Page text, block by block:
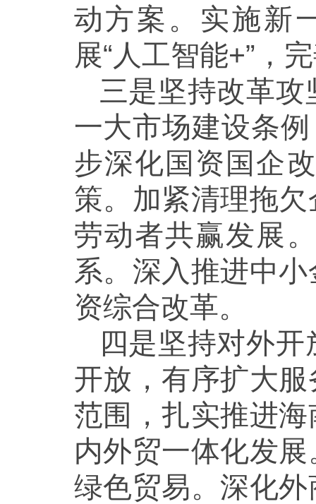
动方案。实施新
展“人工智能+”，
三是坚持改革
一大市场建设条
步深化国资国企
策。加紧清理拖
劳动者共赢发展
系。深入推进中
资综合改革。
四是坚持对外
开放，有序扩大
范围，扎实推进
内外贸一体化发
绿色贸易。深化